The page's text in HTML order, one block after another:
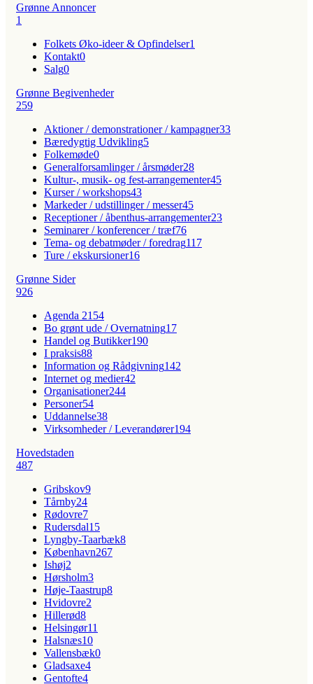
Grønne Annoncer
1
Folkets Øko-ideer & Opfindelser1
Kontakt0
Salg0
Grønne Begivenheder
259
Aktioner / demonstrationer / kampagner33
Bæredygtig Udvikling5
Folkemøde0
Generalforsamlinger / årsmøder28
Kultur-, musik- og fest-arrangementer45
Kurser / workshops43
Markeder / udstillinger / messer45
Receptioner / åbenthus-arrangementer23
Seminarer / konferencer / træf76
Tema- og debatmøder / foredrag117
Ture / ekskursioner16
Grønne Sider
926
Agenda 21 54
Bo grønt ude / Overnatning17
Handel og Butikker190
I praksis88
Information og Rådgivning142
Internet og medier42
Organisationer244
Personer54
Uddannelse38
Virksomheder / Leverandører194
Hovedstaden
487
Gribskov9
Tårnby24
Rødovre7
Rudersdal15
Lyngby-Taarbæk8
København267
Ishøj2
Hørsholm3
Høje-Taastrup8
Hvidovre2
Hillerød8
Helsingør11
Halsnæs10
Vallensbæk0
Gladsaxe4
Gentofte4